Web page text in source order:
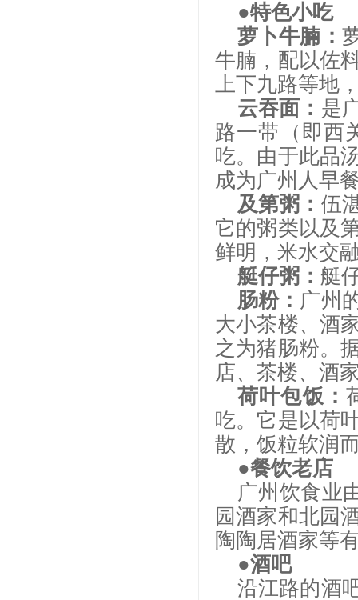
●特色小吃
萝卜牛腩：
牛腩，配以佐
上下九路等地
云吞面： 是
路一带（即西
吃。由于此品
成为广州人早
及第粥： 伍
它的粥类以及
鲜明，米水交
艇仔粥： 艇
肠粉： 广州
大小茶楼、酒
之为猪肠粉。
店、茶楼、酒
荷叶包饭：
吃。它是以荷
散，饭粒软润
●餐饮老店
广州饮食业
园酒家和北园
陶陶居酒家等
●酒吧
沿江路的酒